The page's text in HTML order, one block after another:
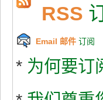
RSS
Email 邮件 订阅
* 为何要订